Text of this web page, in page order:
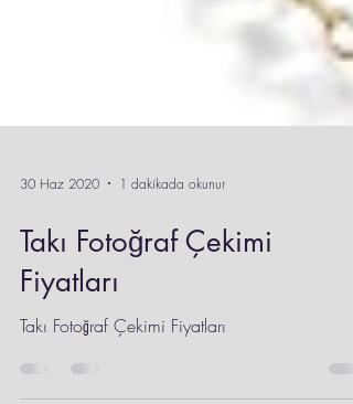
30 Haz 2020 1 dakikada okunur
Takı Fotoğraf Çekimi
Fiyatları
Takı Fotoğraf Çekimi Fiyatları